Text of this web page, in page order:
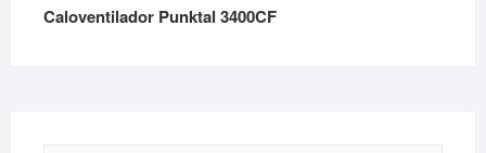
Caloventilador Punktal 3400CF